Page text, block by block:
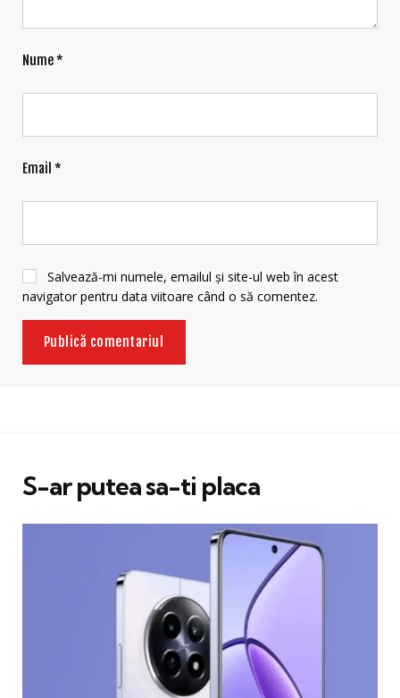
Nume*
Email *
Salvează-mi numele, emailul și site-ul web în acest
navigator pentru data viitoare când o să comentez.
S-ar putea sa-ti placa